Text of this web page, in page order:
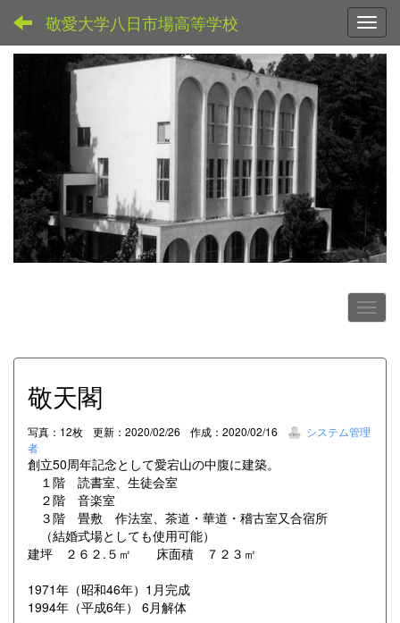
敬愛大学八日市場高等学校
敬天閣
写真：12枚 更新：2020/02/26 作成：2020/02/16
システム管理
者
創立50周年記念として愛宕山の中腹に建築。
１階 読書室、生徒会室
２階 音楽室
３階 畳敷 作法室、茶道・華道・稽古室又合宿所
（結婚式場としても使用可能）
建坪 ２６２.５㎡ 床面積 ７２３㎡
1971年（昭和46年）1月完成
1994年（平成6年） 6月解体